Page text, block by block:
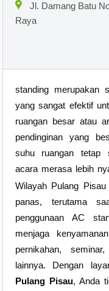
Jl. Damang Batu
Raya
standing merupakan
yang sangat efektif
ruangan besar atau
pendinginan yang
suhu ruangan tetap
acara merasa lebih
Wilayah Pulang
panas, terutama
penggunaan AC
menjaga
pernikahan,
lainnya. Dengan
Pulang Pisau, Anda